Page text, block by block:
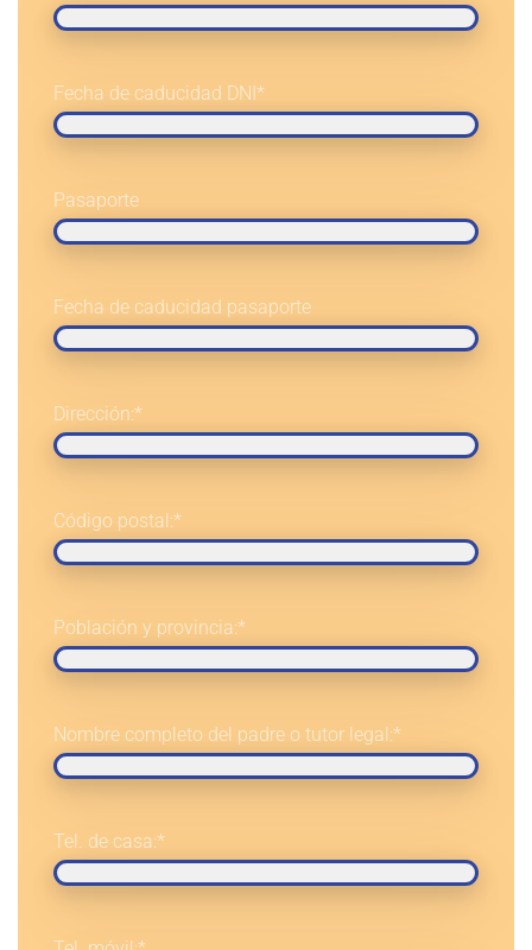
Fecha de caducidad DNI *
Pasaporte
Fecha de caducidad pasaporte
Dirección:*
Código postal:*
Población y provincia:*
Nombre completo del padre o tutor legal:*
Tel. de casa:*